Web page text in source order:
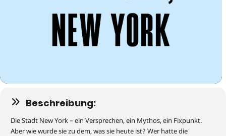
Beschreibung:
DieStadt New York– ein Versprechen,ein Mythos, ein Fixpunkt.
Aber wie wurde sie zu dem, was sie heute ist? Wer hatte die